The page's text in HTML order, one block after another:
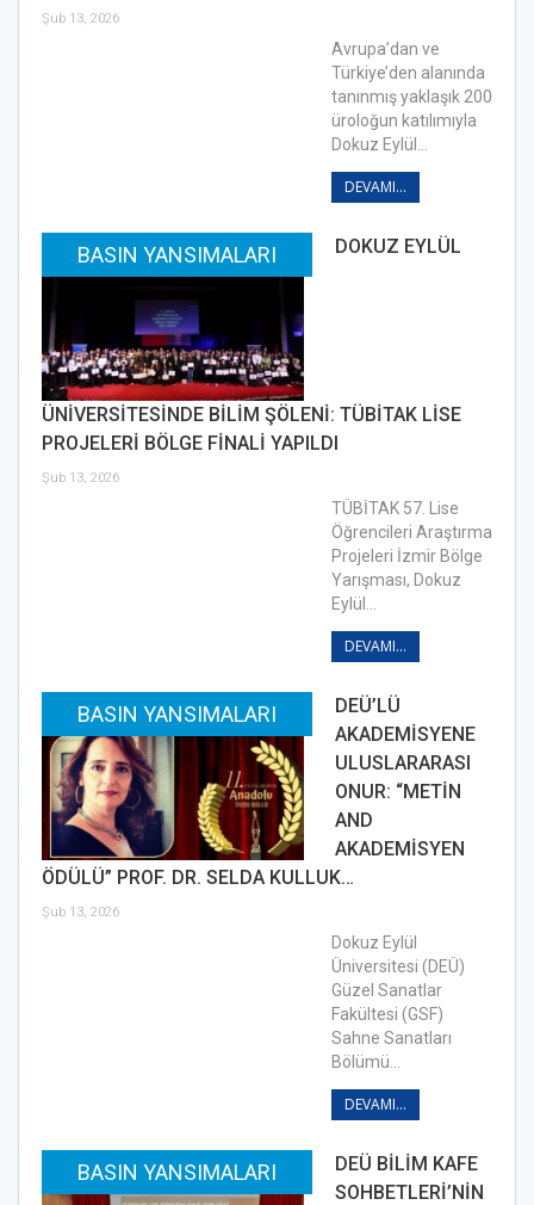
Şub 13, 2026
Avrupa’dan ve
Türkiye’den alanında
tanınmış yaklaşık 200
üroloğun katılımıyla
Dokuz Eylül…
DEVAMI...
BASIN YANSIMALARI DOKUZ EYLÜL
ÜNİVERSİTESİNDE BİLİM ŞÖLENİ: TÜBİTAK LİSE
PROJELERİ BÖLGE FİNALİ YAPILDI
Şub 13, 2026
TÜBİTAK 57. Lise
Öğrencileri Araştırma
Projeleri İzmir Bölge
Yarışması, Dokuz
Eylül…
DEVAMI...
BASIN YANSIMALARI
DEÜ’LÜ
AKADEMİSYENE
ULUSLARARASI
ONUR: “METİN
AND
AKADEMİSYEN
ÖDÜLÜ” PROF. DR. SELDA KULLUK…
Şub 13, 2026
Dokuz Eylül
Üniversitesi (DEÜ)
Güzel Sanatlar
Fakültesi (GSF)
Sahne Sanatları
Bölümü…
DEVAMI...
BASIN YANSIMALARI
DEÜ BİLİM KAFE
SOHBETLERİ’NİN